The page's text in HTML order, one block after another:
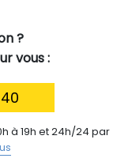
?
vous :
à 19h et 24h/24 par